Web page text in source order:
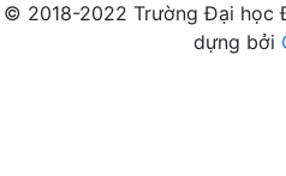
© 2018-2022 Trường Đại học
dựng bởi